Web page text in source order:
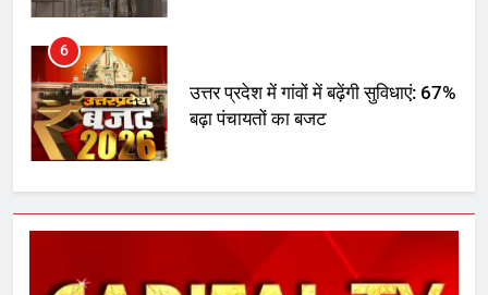
6
उत्तर प्रदेश में गांवों में बढ़ेंगी सुविधाएं: 67%
बढ़ा पंचायतों का बजट
7
गाजा युद्धविराम को लेकर बड़ी खबरें